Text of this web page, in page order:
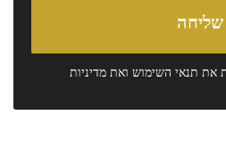
את תנאי השימוש ואת מדיניות